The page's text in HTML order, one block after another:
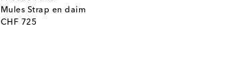
Mules Strap en daim
CHF 725
original price